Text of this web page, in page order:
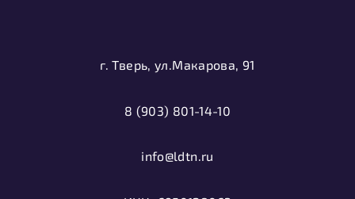
г. Тверь, ул.Макарова, 91
8 (903) 801-14-10
info@ldtn.ru